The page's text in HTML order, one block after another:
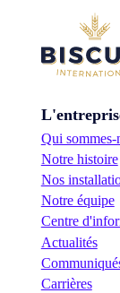
Qui sommes-
Notre histoire
Nos
Notre équipe
Centre
Actualités
Carrières